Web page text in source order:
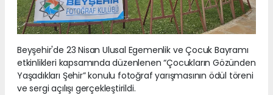
Beyşehir'de 23 Nisan Ulusal Egemenlik ve Çocuk Bayramı
etkinlikleri kapsamında düzenlenen “Çocukların Gözünden
Yaşadıkları Şehir” konulu fotoğraf yarışmasının ödül töreni
ve sergi açılışı gerçekleştirildi.